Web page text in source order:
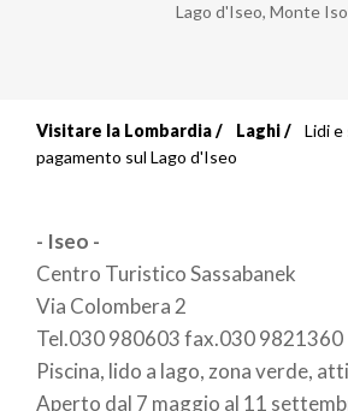
Lago d'Iseo, Monte
Briciole
pane
Visitare la Lombardia Laghi
Lidi e
pagamento sul Lago d'Iseo
- Iseo -
Centro Turistico Sassabanek
Via Colombera 2
Tel.030 980603 fax.030 9821360
Piscina, lido a lago, zona verde,
Aperto dal 7 maggio al 11